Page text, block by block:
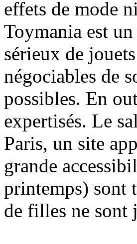
effets de mode
Toymania est
sérieux de
négociables de
possibles. En
expertisés. Le
Paris, un site
grande
printemps) sont
de filles ne sont